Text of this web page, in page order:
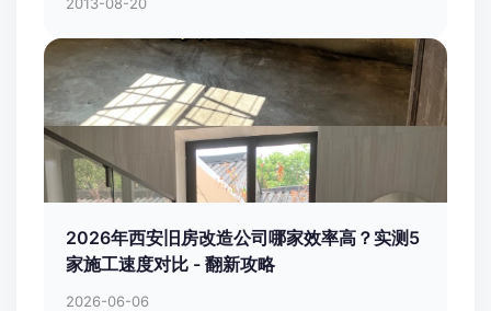
2026年西安旧房改造公司哪家效率高？实测5
家施工速度对比 - 翻新攻略
2026-06-06